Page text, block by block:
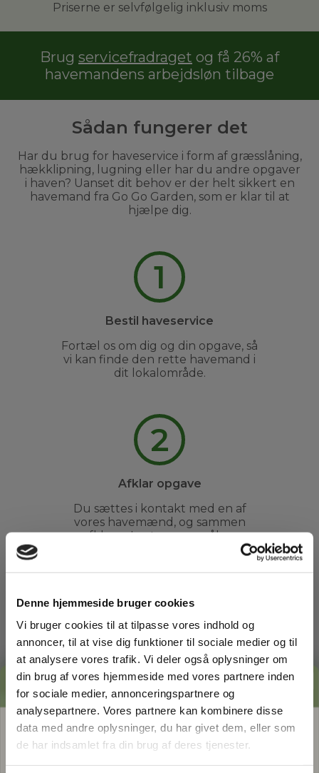
Denne hjemmeside bruger cookies
Vi bruger cookies til at tilpasse vores indhold og
annoncer, til at vise dig funktioner til sociale medier og til
at analysere vores trafik. Vi deler også oplysninger om
din brug af vores hjemmeside med vores partnere inden
for sociale medier, annonceringspartnere og
analysepartnere. Vores partnere kan kombinere disse
data med andre oplysninger, du har givet dem, eller som
de har indsamlet fra din brug af deres tjenester.
Priserne er selvfølgelig inklusiv moms
Brug servicefradraget og få 26% af
havemandens arbejdsløn tilbage
Sådan fungerer det
Har du brug for haveservice i form af græsslåning,
hækklipning, lugning eller har du andre opgaver
i haven? Uanset dit behov er der helt sikkert en
havemand fra Go Go Garden, som er klar til at
hjælpe dig.
1
Bestil haveservice
Fortæl os om dig og din opgave, så
vi kan finde den rette havemand i
dit lokalområde.
2
Afklar opgave
Du sættes i kontakt med en af
vores havemænd, og sammen
afklarer I evt. spørgsmål og
3
Arbejdet udføres
Du kan slappe af, mens din
havemand ordner din have. Du
behøver ikke engang være
hjemme.
GRATIS PRISESTIMAT
Hvad koster detegentligat få
hjælp i haven?
Få vores prisguide med faste timepriser, eksempler